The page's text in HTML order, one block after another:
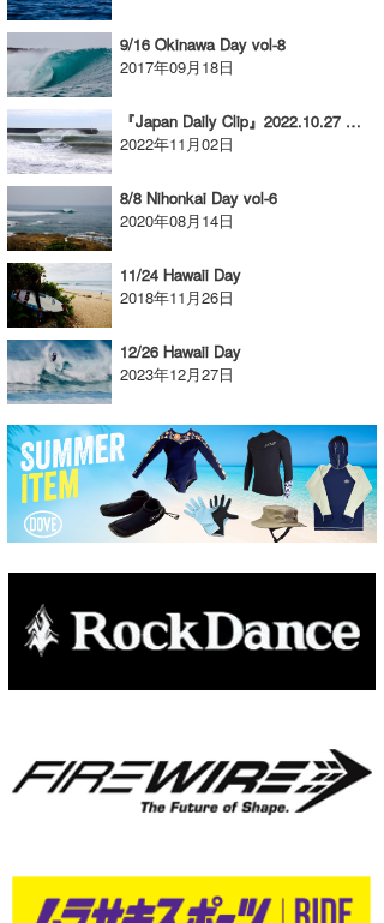
9/16 Okinawa Day vol-8
2017年09月18日
『Japan Daily Clip』2022.10.27 @ Miyazaki / vol.1
2022年11月02日
8/8 Nihonkai Day vol-6
2020年08月14日
11/24 Hawaii Day
2018年11月26日
12/26 Hawaii Day
2023年12月27日